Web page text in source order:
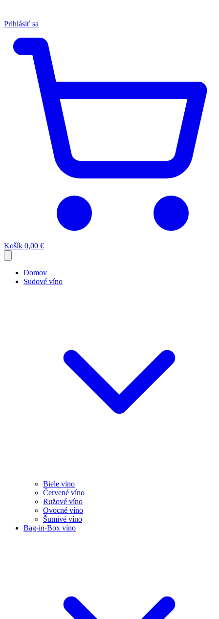
Prihlásiť sa
Košík 0,00 €
Domov
Sudové víno
Biele víno
Červené víno
Ružové víno
Ovocné víno
Šumivé víno
Bag-in-Box víno